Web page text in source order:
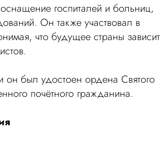
госпиталей и больниц,
Он также участвовал в
что будущее страны зависит
он был удостоен ордена Святого
почётного гражданина.